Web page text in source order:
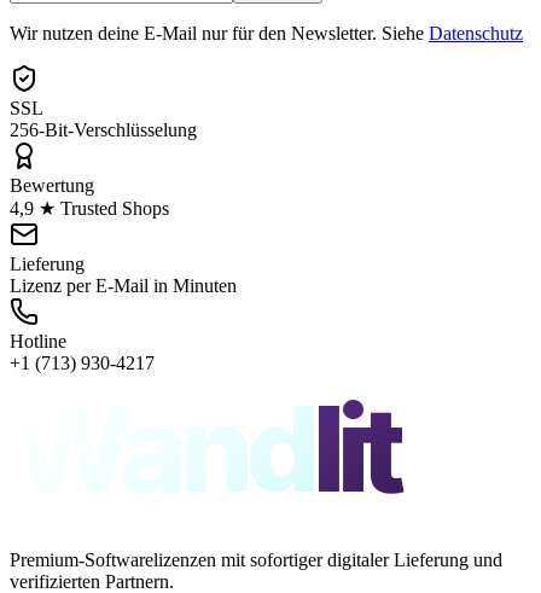
Wir nutzen deine E-Mail nur für den Newsletter. Siehe Datenschutz
SSL
256-Bit-Verschlüsselung
Bewertung
4,9 ★ Trusted Shops
Lieferung
Lizenz per E-Mail in Minuten
Hotline
+1 (713) 930-4217
Wandlit
Premium-Softwarelizenzen mit sofortiger digitaler Lieferung und
verifizierten Partnern.